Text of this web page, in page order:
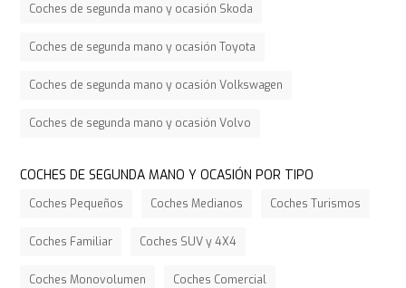
Coches de segunda mano y ocasión Skoda
Coches de segunda mano y ocasión Toyota
Coches de segunda mano y ocasión Volkswagen
Coches de segunda mano y ocasión Volvo
COCHES DE SEGUNDA MANO Y OCASIÓN POR TIPO
Coches Pequeños Coches Medianos Coches Turismos
Coches Familiar Coches SUV y 4X4
Coches Monovolumen Coches Comercial